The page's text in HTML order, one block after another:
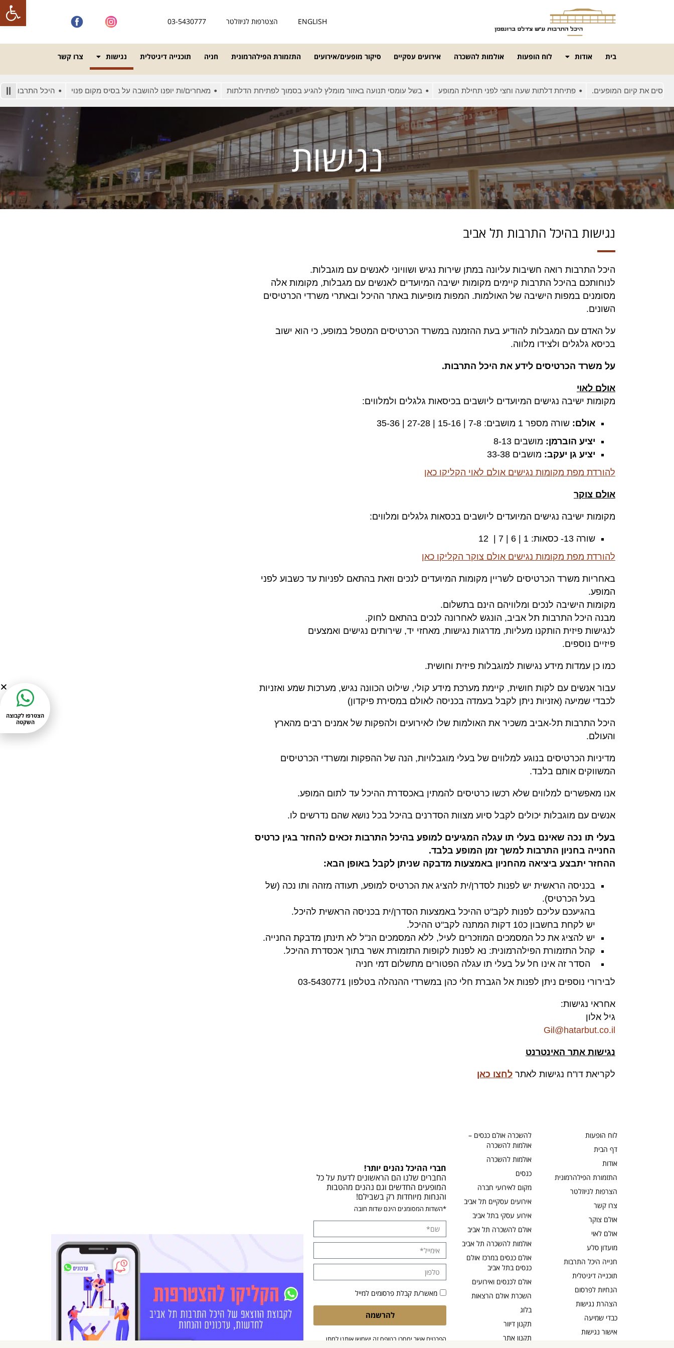
פתח
ENGLISH הצטרפות לניוזלטר 03-5430777
בית אודות לוח הופעות אולמות להשכרה אירועים עסקיים סיקור מופעים/אירועים התזמורת הפילהרמונית חניה תוכנייה דיגיטלית נגישות צרו קשר
את קיום המופעים. פתיחת דלתות שעה וחצי לפני תחילת המופע בשל עומסי תנועה באזור מומלץ להגיע בסמוך לפתיחת הדלתות מאחרים/ות יופנו להושבה על בסיס מקום פנוי היכל התרבות מונגש
נגישות
נגישות בהיכל התרבות תל אביב
היכל התרבות רואה חשיבות עליונה במתן שירות נגיש ושוויוני לאנשים עם מוגבלות.
לנוחותכם בהיכל התרבות קיימים מקומות ישיבה המיועדים לאנשים עם מגבלות, מקומות אלה
מסומנים במפות הישיבה של האולמות. המפות מופיעות באתר ההיכל ובאתרי משרדי הכרטיסים
השונים.
על האדם עם המגבלות להודיע בעת ההזמנה במשרד הכרטיסים המטפל במופע, כי הוא ישוב
בכיסא גלגלים ולצידו מלווה.
על משרד הכרטיסים לידע את היכל התרבות.
אולם לאוי
מקומות ישיבה נגישים המיועדים ליושבים בכיסאות גלגלים ולמלווים:
אולם: שורה מספר 1 מושבים: 7-8 |
15-16 |
27-28 |
35-36
יציע הוברמן: מושבים 8-13
יציע גן יעקב: מושבים 33-38
להורדת מפת מקומות נגישים אולם לאוי הקליקו כאן
אולם צוקר
מקומות ישיבה נגישים המיועדים ליושבים בכסאות גלגלים ומלווים:
שורה 13- כסאות: 1 | 6 | 7 | 12
להורדת מפת מקומות נגישים אולם צוקר הקליקו כאן
באחריות משרד הכרטיסים לשריין מקומות המיועדים לנכים וזאת בהתאם לפניות עד כשבוע לפני
המופע.
מקומות הישיבה לנכים ומלוויהם הינם בתשלום.
מבנה היכל התרבות תל אביב, הונגש לאחרונה לנכים בהתאם לחוק.
לנגישות פיזית הותקנו מעליות, מדרגות נגישות, מאחזי יד, שירותים נגישים ואמצעים
פיזיים נוספים.
כמו כן עמדות מידע נגישות למוגבלות פיזית וחושית.
עבור אנשים עם לקות חושית, קיימת מערכת מידע קולי, שילוט הכוונה נגיש, מערכות שמע ואזניות
לכבדי שמיעה (אזניות ניתן לקבל בעמדה בכניסה לאולם במסירת פיקדון)
היכל התרבות תל-אביב משכיר את האולמות שלו לאירועים ולהפקות של אמנים רבים מהארץ
והעולם.
מדיניות הכרטיסים בנוגע למלווים של בעלי מוגבלויות, הנה של ההפקות ומשרדי הכרטיסים
המשווקים אותם בלבד.
אנו מאפשרים למלווים שלא רכשו כרטיסים להמתין באכסדרת ההיכל עד לתום המופע.
אנשים עם מוגבלות יכולים לקבל סיוע מצוות הסדרנים בהיכל בכל נושא שהם נדרשים לו.
בעלי תו נכה שאינם בעלי תו עגלה המגיעים למופע בהיכל התרבות זכאים להחזר בגין כרטיס
החנייה בחניון התרבות למשך זמן המופע בלבד.
ההחזר יתבצע ביציאה מהחניון באמצעות מדבקה שניתן לקבל באופן הבא:
בכניסה הראשית יש לפנות לסדרן/ית להציג את הכרטיס למופע, תעודה מזהה ותו נכה (של
בעל הכרטיס).
בהגיעכם עליכם לפנות לקב"ט ההיכל באמצעות הסדרן/ית בכניסה הראשית להיכל.
יש לקחת בחשבון כ10 דקות המתנה לקב"ט ההיכל.
יש להציג את כל המסמכים המוזכרים לעיל, ללא המסמכים הנ"ל לא תינתן מדבקת החנייה.
קהל התזמורת הפילהרמונית: נא לפנות לקופות התזמורת אשר בתוך אכסדרת ההיכל.
הסדר זה אינו חל על בעלי תו עגלה הפטורים מתשלום דמי חניה
לבירורי נוספים ניתן לפנות אל הגברת חלי כהן במשרדי ההנהלה בטלפון 03-5430771
אחראי נגישות:
גיל אלון
Gil@hatarbut.co.il
נגישות אתר האינטרנט
לקריאת דו"ח נגישות לאתר לחצו כאן
לוח הופעות
דף הבית
אודות
התזמורת הפילהרמונית
הצרפות לניוזלטר
צרו קשר
אולם צוקר
אולם לאוי
מועדון סלע
חנייה היכל התרבות
תוכנייה דיגיטלית
הנחיות לפרסום
הצהרת נגישות
כבדי שמיעה
אישור נגישות
להשכרה אולם כנסים –
אולמות להשכרה
אולמות להשכרה
כנסים
מקום לאירועי חברה
אירועים עסקיים תל אביב
אירוע עסקי בתל אביב
אולם להשכרה תל אביב
אולמות להשכרה תל אביב
אולם כנסים במרכז אולם
כנסים בתל אביב
אולם לכנסים ואירועים
השכרת אולם הרצאות
בלוג
תקנון דיוור
תקנון אתר
חברי ההיכל נהנים יותר!
החברים שלנו הם הראשונים לדעת על כל
המופעים החדשים וגם נהנים מהטבות
והנחות מיוחדות רק בשבילם!
*השדות המסומנים הינם שדות חובה
מאשר/ת קבלת פרסומים למייל
להרשמה
הפרטים אשר ימסרו בטופס זה ישמשו אותנו למתן
הצטרפו לקבוצה
השקטה